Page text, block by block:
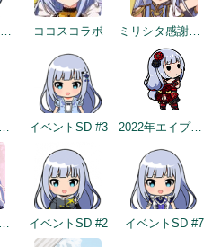
ココスコラボ ミリシタ感謝祭2019～2020
イベントSD #3 2022年エイプリルフールネタ
イベントSD #2 イベントSD #7